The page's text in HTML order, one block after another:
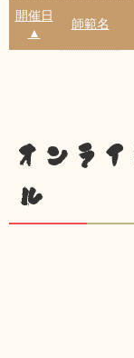
開催日
▲
師範名
オンラ
ル